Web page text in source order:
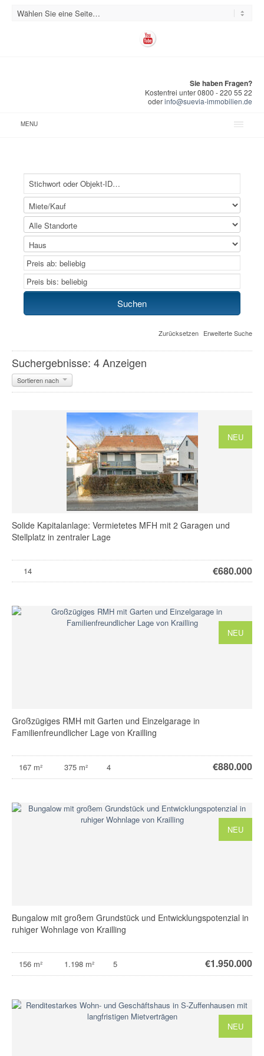
Sie haben Fragen?
Kostenfrei unter 0800 - 220 55 22
oderinfo@suevia-immobilien.de
MENU
Zurücksetzen Erweiterte Suche
Suchergebnisse: 4 Anzeigen
Sortieren nach
NEU
Solide Kapitalanlage: Vermietetes MFH mit 2 Garagen und
Stellplatz in zentraler Lage
14 €680.000
NEU
Großzügiges RMH mit Garten und Einzelgarage in
Familienfreundlicher Lage von Krailling
167 m² 375 m² 4 €880.000
NEU
Bungalow mit großem Grundstück und Entwicklungspotenzial in
ruhiger Wohnlage von Krailling
156 m² 1.198 m² 5 €1.950.000
NEU